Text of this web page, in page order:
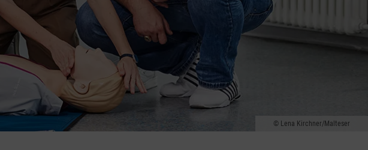
Lena Kirchner/Malteser